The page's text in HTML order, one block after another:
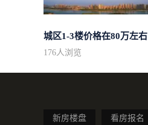
城区1-3楼价格在80万左右
176人浏览
新房楼盘 看房报名